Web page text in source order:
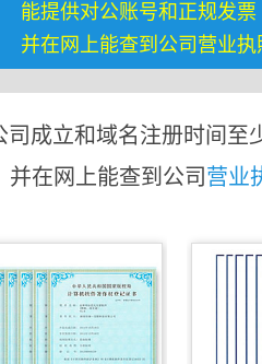
能提供对公账号和正规发票
并在网上能查到公司营业执
司成立和域名注册时间至
在网上能查到公司 营业